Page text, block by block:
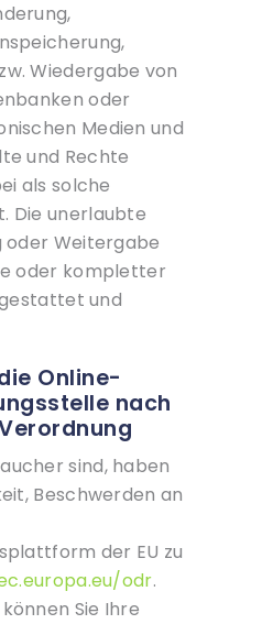
Wiedergabe von
oder
Medien und
und Rechte
als solche
Die unerlaubte
Weitergabe
oder kompletter
und
Online-
nach
sind, haben
Beschwerden an
der EU zu
odr.
Sie Ihre